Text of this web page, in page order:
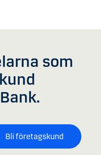
som
Bli företagskund